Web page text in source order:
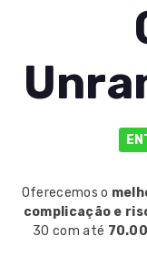
Oferecemos o
complicação e
30 com até